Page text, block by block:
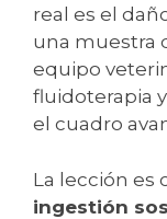
real es el
una muestra
equipo
fluidoterapia
el cuadro
La lección es
ingestión